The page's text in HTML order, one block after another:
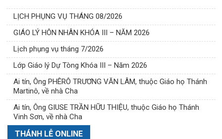
LỊCH PHỤNG VỤ THÁNG 08/2026
GIÁO LÝ HÔN NHÂN KHÓA III – NĂM 2026
Lịch phụng vụ tháng 7/2026
Lớp Giáo lý Dự Tòng Khóa III – Năm 2026
Ai tín, Ông PHÊRÔ TRƯƠNG VĂN LÂM, thuộc Giáo họ Thánh
Martinô, về nhà Cha
Ai tín, Ông GIUSE TRẦN HỮU THIỆU, thuộc Giáo họ Thánh
Vinh Sơn, về nhà Cha
THÁNH LỄ ONLINE